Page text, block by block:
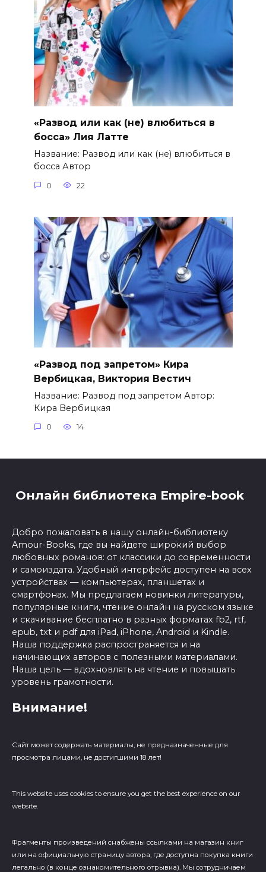
«Развод или как (не) влюбиться в
босса» Лия Латте
Название: Развод или как (не) влюбиться в
босса Автор
0 22
«Развод под запретом» Кира
Вербицкая, Виктория Вестич
Название: Развод под запретом Автор:
Кира Вербицкая
0 14
Онлайн библиотека Empire-book
Добро пожаловать в нашу онлайн-библиотеку
Amour-Books, где вы найдете широкий выбор
любовных романов: от классики до современности
и самоиздата. Удобный интерфейс доступен на всех
устройствах — компьютерах, планшетах и
смартфонах. Мы предлагаем новинки литературы,
популярные книги, чтение онлайн на русском языке
и скачивание бесплатно в разных форматах fb2, rtf,
epub, txt и pdf для iPad, iPhone, Android и Kindle.
Наша поддержка распространяется и на
начинающих авторов с полезными материалами.
Наша цель — вдохновлять на чтение и повышать
уровень грамотности.
Внимание!
Сайт может содержать материалы, не предназначенные для
просмотра лицами, не достигшими 18 лет!
This website uses cookies to ensure you get the best experience on our
website.
Фрагменты произведений cнабжены ссылками на магазин книг
или на официальную страницу автора, где доступна покупка книги
легально (в конце ознакомительного отрывка). Мы сотрудничаем